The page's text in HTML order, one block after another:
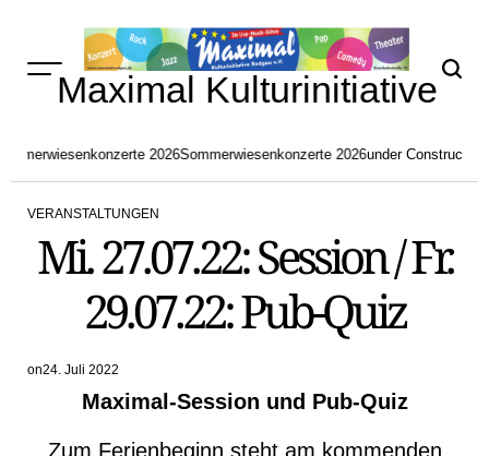
to
content
Maximal Kulturinitiative
2026Sommerwiesenkonzerte 2026under Construction
POSTED
IN
VERANSTALTUNGEN
Mi. 27.07.22: Session / Fr.
29.07.22: Pub-Quiz
on24. Juli 2022
Maximal-Session und Pub-Quiz
Zum Ferienbeginn steht am kommenden